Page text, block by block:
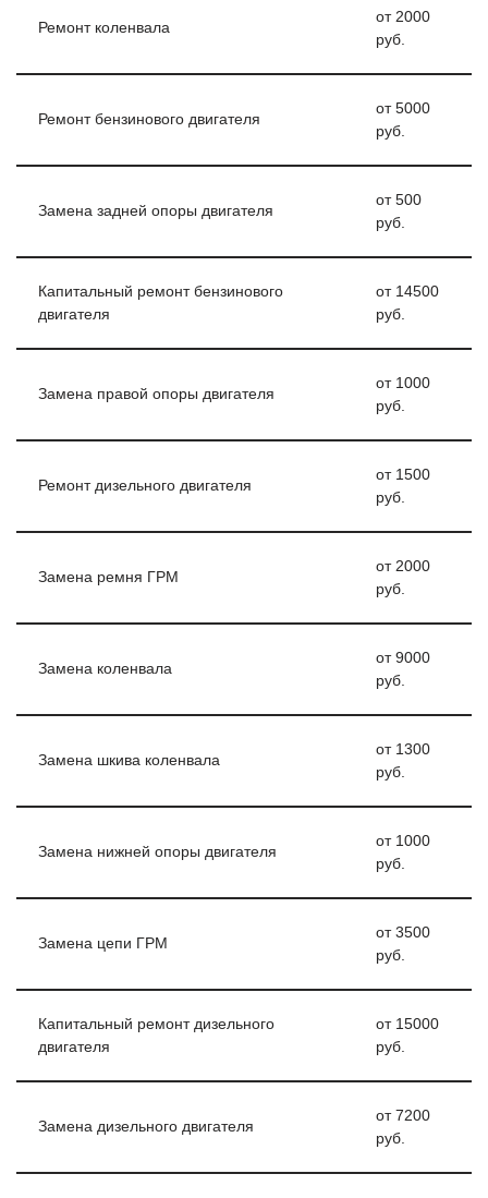
Ремонт коленвала
от 2000
руб.
Ремонт бензинового двигателя
от 5000
руб.
Замена задней опоры двигателя
от 500
руб.
Капитальный ремонт бензинового
двигателя
от 14500
руб.
Замена правой опоры двигателя
от 1000
руб.
Ремонт дизельного двигателя
от 1500
руб.
Замена ремня ГРМ
от 2000
руб.
Замена коленвала
от 9000
руб.
Замена шкива коленвала
от 1300
руб.
Замена нижней опоры двигателя
от 1000
руб.
Замена цепи ГРМ
от 3500
руб.
Капитальный ремонт дизельного
двигателя
от 15000
руб.
Замена дизельного двигателя
от 7200
руб.